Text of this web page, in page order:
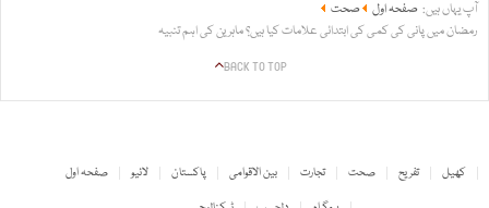
آپ یہاں ہیں: صفحہ اول
صحت
رمضان میں پانی کی کمی کی ابتدائی علامات کیا ہیں؟ ماہرین کی اہم تنبیہ
BACK TO TOP
صفحہ اول لائیو پاکستان بین الاقوامی تجارت صحت تفریح
کھیل